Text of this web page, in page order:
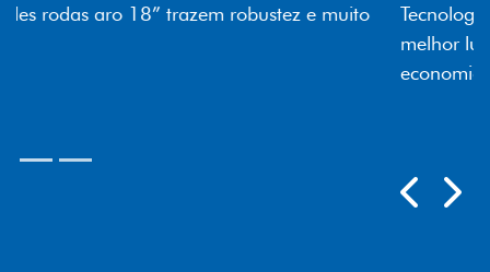
Tecnologia dos faróis totalmente em LED garante
melhor luminosidade, maior durabilidade e mais